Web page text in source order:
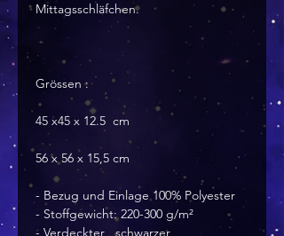
Mittagsschläfchen.
Grössen :
45 x45 x 12.5  cm
56 x 56 x 15,5 cm
- Bezug und Einlage 100% Polyester
- Stoffgewicht: 220-300 g/m²
- Verdeckter , schwarzer